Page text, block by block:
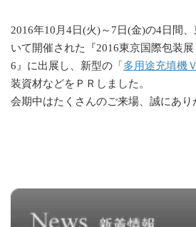
2016年10月4日(火)～7日(金)の4日間
いて開催された『2016東京国際包装
6』に出展し、新型の「 多用途充填機
装資材などをＰＲしました。
会期中はたくさんのご来場、誠にあり